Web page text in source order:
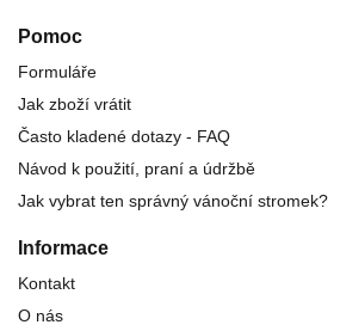
Pomoc
Formuláře
Jak zboží vrátit
Často kladené dotazy - FAQ
Návod k použití, praní a údržbě
Jak vybrat ten správný vánoční stromek?
Informace
Kontakt
O nás